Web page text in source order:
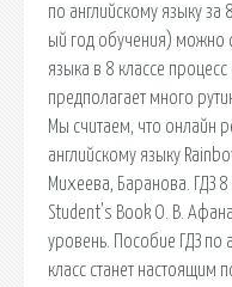
по английскому языку
ый год обучения) можно
языка в 8 классе
предполагает много
Мы считаем, что онлайн
английскому языку
Михеева, Баранова. ГДЗ 8
Student's Book О. В.
уровень. Пособие ГДЗ по
класс станет